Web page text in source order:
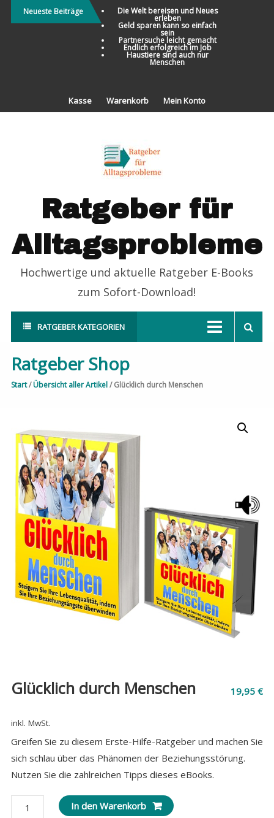
Direkt
zum
Neueste Beiträge Die Welt bereisen und Neues
erleben
Geld sparen kann so einfach
sein
Partnersuche leicht gemacht
Endlich erfolgreich im Job
Haustiere sind auch nur
Menschen
Kasse Warenkorb Mein Konto
Ratgeber für
Alltagsprobleme
Hochwertige und aktuelle Ratgeber E-Books
zum Sofort-Download!
RATGEBER KATEGORIEN
Ratgeber Shop
Start/Übersicht aller Artikel/ Glücklich durch Menschen
Glücklich durch Menschen 19,95€
inkl. MwSt.
Greifen Sie zu diesem Erste-Hilfe-Ratgeber und machen Sie
sich schlau über das Phänomen der Beziehungsstörung.
Nutzen Sie die zahlreichen Tipps dieses eBooks.
Glücklich
In den Warenkorb